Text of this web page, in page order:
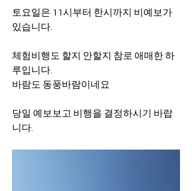
토요일은 11시부터 한시까지 비예보가
있습니다.
체험비행도 할지 안할지 참로 애매한 하
루입니다.
바람도 동풍바람이네요
당일 예보보고 비행을 결정하시기 바랍
니다.